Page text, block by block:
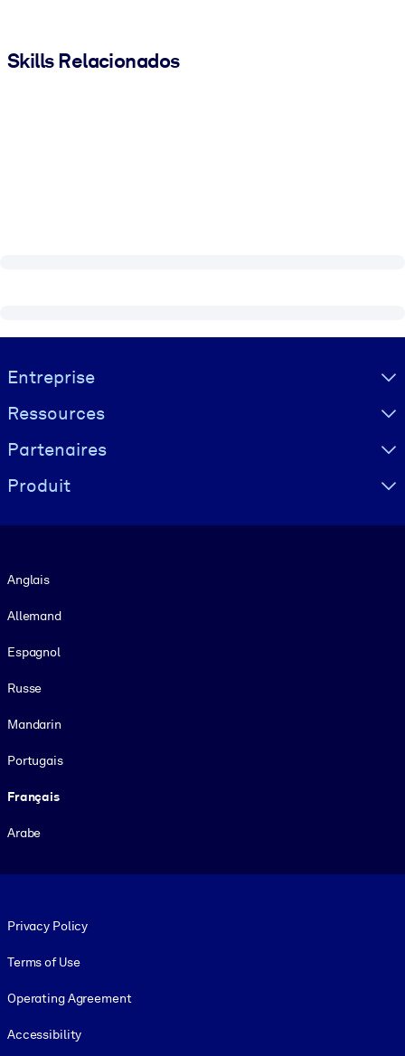
Skills Relacionados
Visually hidden Text
Entreprise
Ressources
Partenaires
Produit
Anglais
Allemand
Espagnol
Russe
Mandarin
Portugais
Français
Arabe
Privacy Policy
Terms of Use
Operating Agreement
Accessibility